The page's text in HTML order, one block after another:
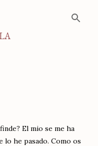
El mio se me ha
he pasado. Como os